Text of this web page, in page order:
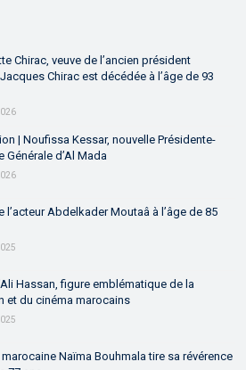
Chirac, veuve de l’ancien président
Chirac est décédée à l’âge de 93
| Noufissa Kessar, nouvelle Présidente-
Générale d’Al Mada
l’acteur Abdelkader Moutaâ à l’âge de 85
Hassan, figure emblématique de la
et du cinéma marocains
marocaine Naïma Bouhmala tire sa révérence